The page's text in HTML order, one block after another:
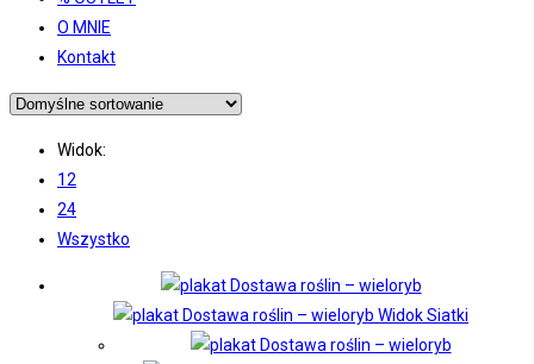
O MNIE
Kontakt
Widok:
12
24
Wszystko
Widok Siatki